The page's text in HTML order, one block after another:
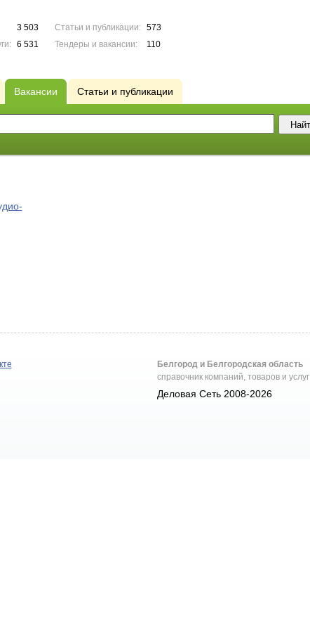
3 503
6 531
Статьи и публикации:
573
Тендеры и вакансии:
110
Вакансии Статьи и публикации
Белгород и Белгородская область
справочник компаний, товаров и услуг
Деловая Сеть 2008-2026